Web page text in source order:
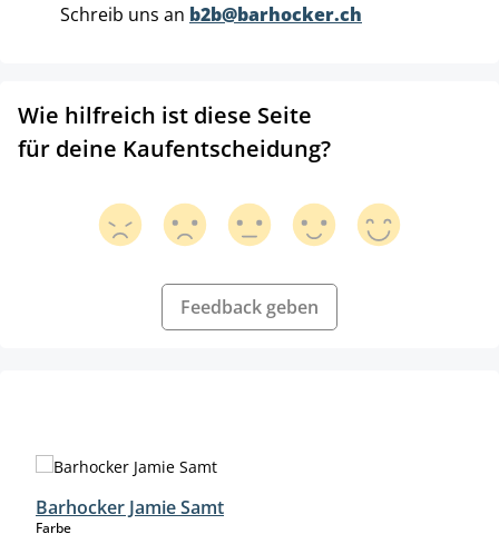
Schreib uns an b2b@barhocker.ch
Wie hilfreich ist diese Seite
für deine Kaufentscheidung?
Feedback geben
Barhocker Jamie Samt
Farbeauswählen